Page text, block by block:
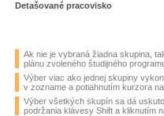
Detašované pracovisko
Ak nie je vybraná žiadna skupina,
plánu zvoleného študijného
Výber viac ako jednej skupiny
v zozname a potiahnutím kurzora
Výber všetkých skupín sa dá
podržania klávesy Shift a kliknutím